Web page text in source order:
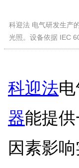
科迎法 电气研发生产
光照。设备依据 IEC
科迎法
器能提
因素影